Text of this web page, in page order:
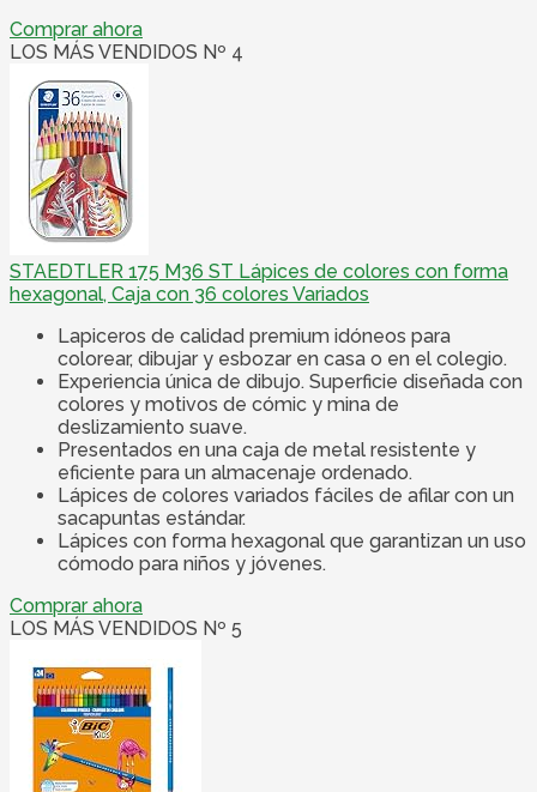
Comprar ahora
LOS MÁS VENDIDOS Nº 4
STAEDTLER 175 M36 ST Lápices de colores con forma
hexagonal, Caja con 36 colores Variados
Lapiceros de calidad premium idóneos para
colorear, dibujar y esbozar en casa o en el colegio.
Experiencia única de dibujo. Superficie diseñada con
colores y motivos de cómic y mina de
deslizamiento suave.
Presentados en una caja de metal resistente y
eficiente para un almacenaje ordenado.
Lápices de colores variados fáciles de afilar con un
sacapuntas estándar.
Lápices con forma hexagonal que garantizan un uso
cómodo para niños y jóvenes.
Comprar ahora
LOS MÁS VENDIDOS Nº 5